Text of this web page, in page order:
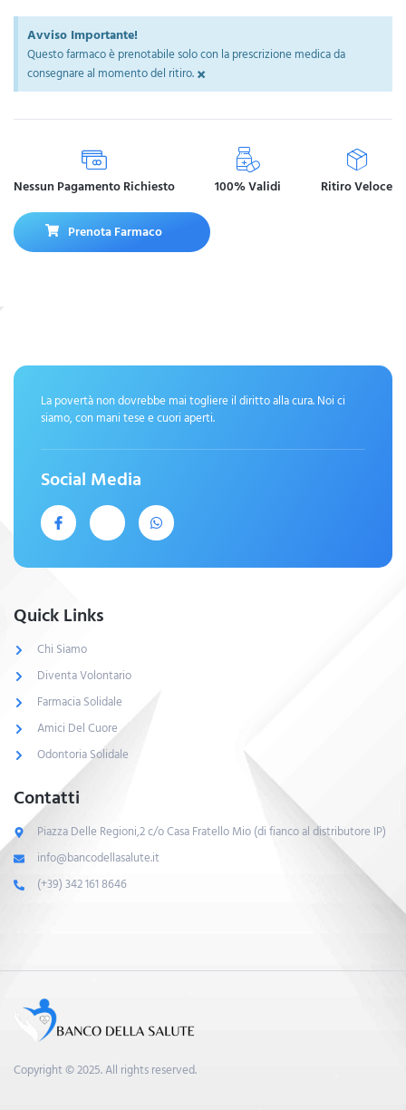
Avviso Importante!
Questo farmaco è prenotabile solo con la prescrizione medica da
consegnare al momento del ritiro.×
Nessun Pagamento Richiesto 100% Validi Ritiro Veloce
Prenota Farmaco
La povertà non dovrebbe mai togliere il diritto alla cura. Noi ci
siamo, con mani tese e cuori aperti.
Social Media
Quick Links
Chi Siamo
Diventa Volontario
Farmacia Solidale
Amici Del Cuore
Odontoria Solidale
Contatti
Piazza Delle Regioni,2 c/o Casa Fratello Mio (di fianco al distributore IP)
info@bancodellasalute.it
(+39) 342 161 8646
Copyright © 2025. All rights reserved.